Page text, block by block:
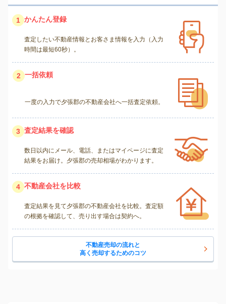
1 かんたん登録
査定したい不動産情報とお客さま情報を入力（入力
時間は最短60秒）。
2 一括依頼
一度の入力で夕張郡の不動産会社へ一括査定依頼。
3 査定結果を確認
数日以内にメール、電話、またはマイページに査定
結果をお届け。夕張郡の売却相場がわかります。
4 不動産会社を比較
査定結果を見て夕張郡の不動産会社を比較。査定額
の根拠を確認して、売り出す場合は契約へ。
不動産売却の流れと
高く売却するためのコツ